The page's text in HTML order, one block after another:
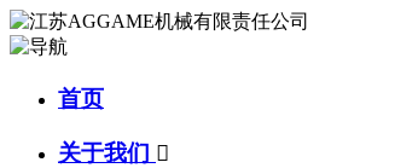
首页
关于我们 